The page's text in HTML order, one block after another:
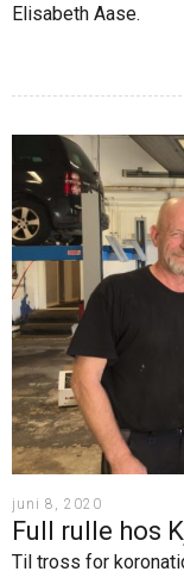
Elisabeth Aase.
juni 8, 2020
Full rulle hos
Til tross for